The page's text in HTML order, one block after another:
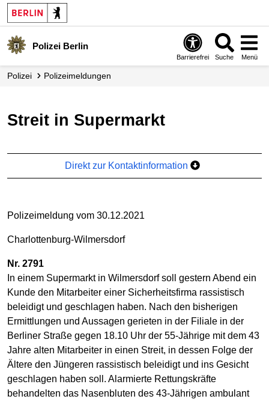
Polizei Berlin
Barrierefrei Suche Menü
Polizei Polizei­meldungen
Streit in Supermarkt
Direkt zur Kontaktinformation
Polizeimeldung vom 30.12.2021
Charlottenburg-Wilmersdorf
Nr. 2791
In einem Supermarkt in Wilmersdorf soll gestern Abend ein
Kunde den Mitarbeiter einer Sicherheitsfirma rassistisch
beleidigt und geschlagen haben. Nach den bisherigen
Ermittlungen und Aussagen gerieten in der Filiale in der
Berliner Straße gegen 18.10 Uhr der 55-Jährige mit dem 43
Jahre alten Mitarbeiter in einen Streit, in dessen Folge der
Ältere den Jüngeren rassistisch beleidigt und ins Gesicht
geschlagen haben soll. Alarmierte Rettungskräfte
behandelten das Nasenbluten des 43-Jährigen ambulant